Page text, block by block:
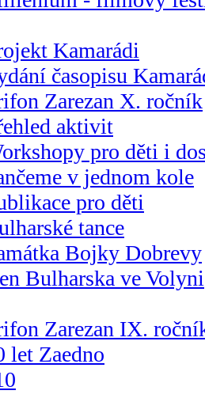
Kamarádi
časopisu
Zarezan X. ročník
aktivit
pro děti i
v jednom kole
pro děti
tance
Bojky Dobrevy
Bulharska ve Volyni
Zarezan IX.
let Zaedno